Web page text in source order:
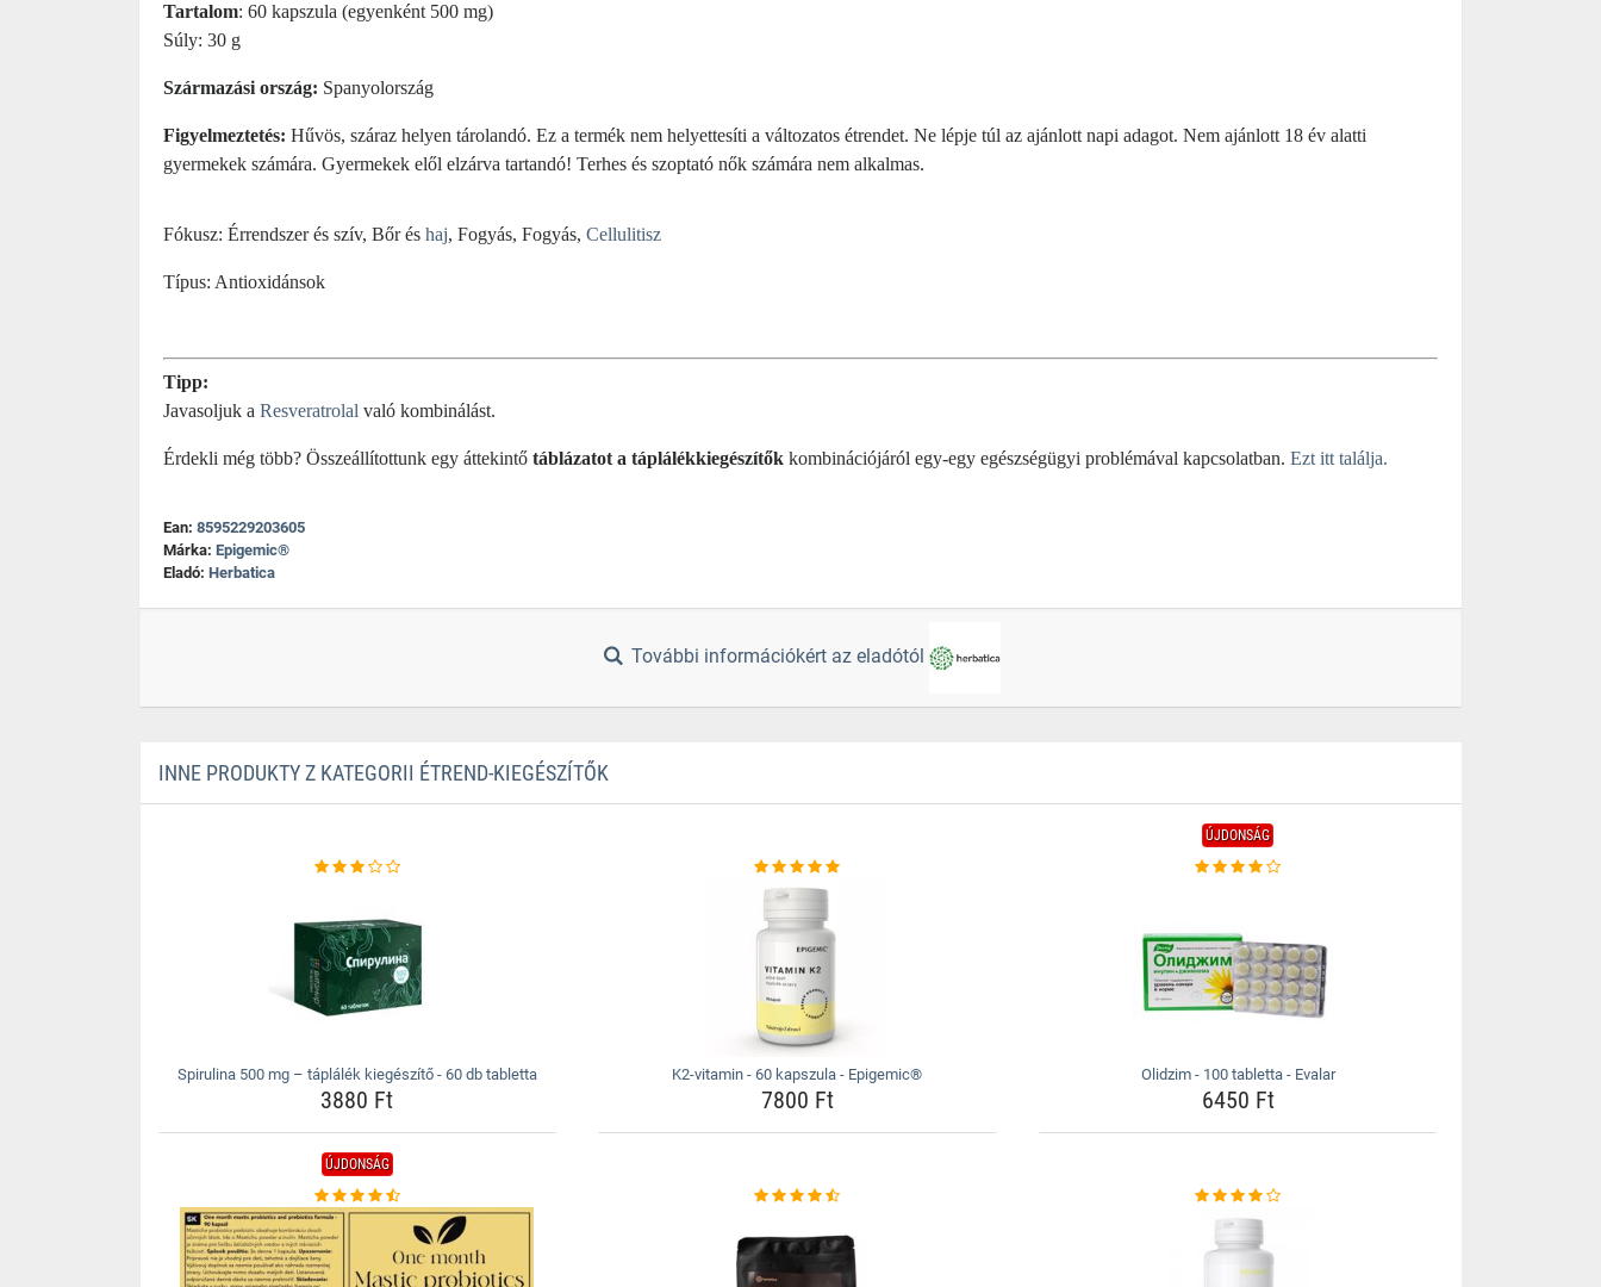
Tartalom: 60 kapszula (egyenként 500 mg)
Súly: 30 g
Származási ország: Spanyolország
Figyelmeztetés: Hűvös, száraz helyen tárolandó. Ez a termék nem helyettesíti a változatos étrendet. Ne lépje túl az ajánlott napi adagot. Nem ajánlott 18 év alatti
gyermekek számára. Gyermekek elől elzárva tartandó! Terhes és szoptató nők számára nem alkalmas.
Fókusz: Érrendszer és szív, Bőr és haj, Fogyás, Fogyás, Cellulitisz
Típus: Antioxidánsok
Tipp:
Javasoljuk a Resveratrolal való kombinálást.
Érdekli még több? Összeállítottunk egy áttekintő táblázatot a táplálékkiegészítők kombinációjáról egy-egy egészségügyi problémával kapcsolatban. Ezt itt találja.
Ean: 8595229203605
Márka: Epigemic®
Eladó: Herbatica
További információkért az eladótól
INNE PRODUKTY Z KATEGORII ÉTREND-KIEGÉSZÍTŐK
Spirulina 500 mg – táplálék kiegészítő - 60 db tabletta
3880 Ft
K2-vitamin - 60 kapszula - Epigemic®
7800 Ft
ÚJDONSÁG
Olidzim - 100 tabletta - Evalar
6450 Ft
ÚJDONSÁG